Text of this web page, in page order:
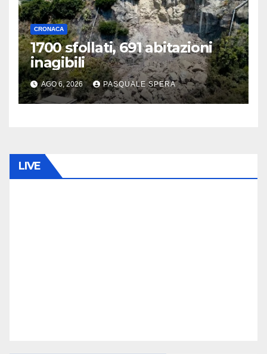
CRONACA
1700 sfollati, 691 abitazioni
inagibili
AGO 6, 2026 PASQUALE SPERA
LIVE